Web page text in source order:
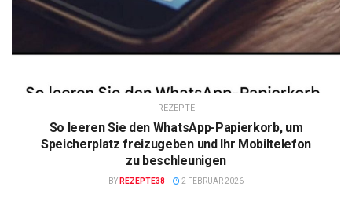
REZEPTE
So leeren Sie den WhatsApp-Papierkorb, um
Speicherplatz freizugeben und Ihr Mobiltelefon
zu beschleunigen
BY REZEPTE38 2 FEBRUAR 2026